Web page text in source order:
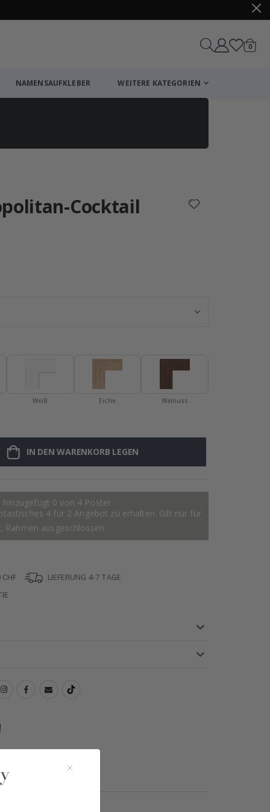
Wagen
0
NAMENSAUFKLEBER WEITERE KATEGORIEN
Cocktail
Weiß Eiche Walnuss
IN DEN WARENKORB LEGEN
hinzugefügt 0 von 4 Poster
4 für 2 Angebot zu erhalten. Gilt nur für
Rahmen ausgeschlossen.
LIEFERUNG 4-7 TAGE